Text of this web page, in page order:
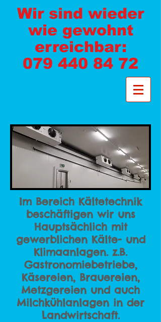
Wir sind wieder
wie gewohnt
erreichbar:
079 440 84 72
Im Bereich Kältetechnik
beschäftigen wir uns
Hauptsächlich mit
gewerblichen Kälte- und
Klimaanlagen. z.B.
Gastronomiebetriebe,
Käsereien, Brauereien,
Metzgereien und auch
Milchkühlanlagen in der
Landwirtschaft.